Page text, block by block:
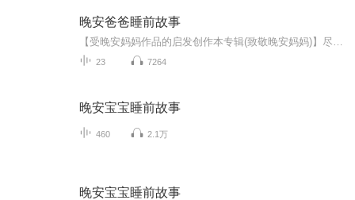
晚安爸爸睡前故事
23 7264
晚安宝宝睡前故事
460 2.1万
晚安宝宝睡前故事